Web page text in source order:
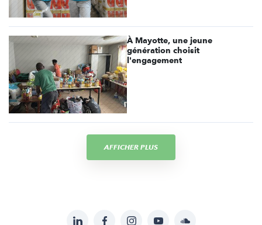
À Mayotte, une jeune
génération choisit
l'engagement
AFFICHER PLUS
LinkedInFacebookInstagramYouTubeSoundcloud